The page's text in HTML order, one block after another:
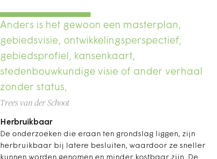
Anders is het gewoon een masterplan,
gebiedsvisie, ontwikkelingsperspectief,
gebiedsprofiel, kansenkaart,
stedenbouwkundige visie of ander verhaal
zonder status,
Trees van der Schoot
Herbruikbaar
De onderzoeken die eraan ten grondslag liggen, zijn
herbruikbaar bij latere besluiten, waardoor ze sneller